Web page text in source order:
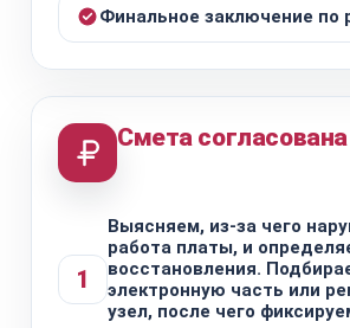
Финальное заключение по
Смета
1
Выясняем, из-за чего
работа платы, и
восстановления.
электронную часть или
узел, после чего